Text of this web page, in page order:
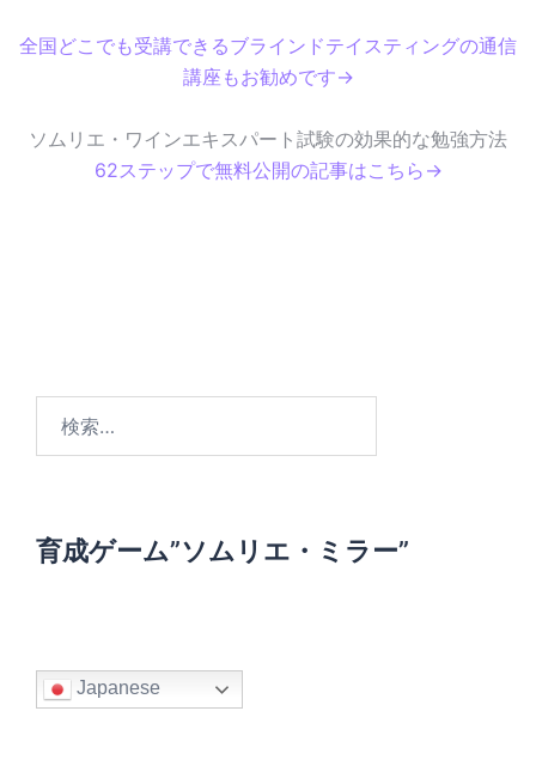
全国どこでも受講できるブラインドテイスティングの通信
講座もお勧めです→
ソムリエ・ワインエキスパート試験の効果的な勉強方法
62ステップで無料公開の記事はこちら→
育成ゲーム”ソムリエ・ミラー”
Japanese